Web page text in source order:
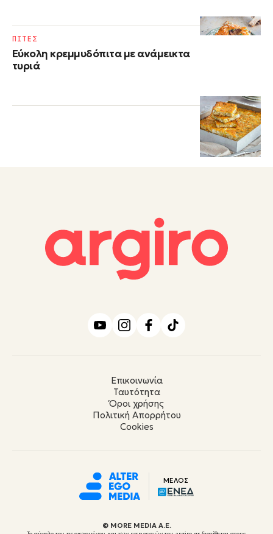
Εύκολη κρεμμυδόπιτα με ανάμεικτα
τυριά
ΠΙΤΕΣ
Επικοινωνία
Ταυτότητα
Όροι χρήσης
Πολιτική Απορρήτου
Cookies
ΜΕΛΟΣ
© ΜORE MEDIA Α.Ε.